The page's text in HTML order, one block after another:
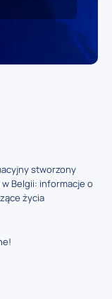
stworzony
Belgii: informacje o
życia